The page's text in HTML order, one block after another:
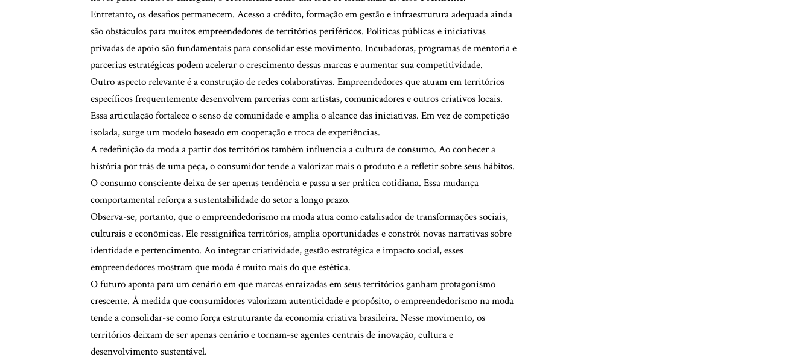
Entretanto, os desafios permanecem. Acesso a crédito, formação em gestão e infraestrutura adequada ainda
são obstáculos para muitos empreendedores de territórios periféricos. Políticas públicas e iniciativas
privadas de apoio são fundamentais para consolidar esse movimento. Incubadoras, programas de mentoria e
parcerias estratégicas podem acelerar o crescimento dessas marcas e aumentar sua competitividade.
Outro aspecto relevante é a construção de redes colaborativas. Empreendedores que atuam em territórios
específicos frequentemente desenvolvem parcerias com artistas, comunicadores e outros criativos locais.
Essa articulação fortalece o senso de comunidade e amplia o alcance das iniciativas. Em vez de competição
isolada, surge um modelo baseado em cooperação e troca de experiências.
A redefinição da moda a partir dos territórios também influencia a cultura de consumo. Ao conhecer a
história por trás de uma peça, o consumidor tende a valorizar mais o produto e a refletir sobre seus hábitos.
O consumo consciente deixa de ser apenas tendência e passa a ser prática cotidiana. Essa mudança
comportamental reforça a sustentabilidade do setor a longo prazo.
Observa-se, portanto, que o empreendedorismo na moda atua como catalisador de transformações sociais,
culturais e econômicas. Ele ressignifica territórios, amplia oportunidades e constrói novas narrativas sobre
identidade e pertencimento. Ao integrar criatividade, gestão estratégica e impacto social, esses
empreendedores mostram que moda é muito mais do que estética.
O futuro aponta para um cenário em que marcas enraizadas em seus territórios ganham protagonismo
crescente. À medida que consumidores valorizam autenticidade e propósito, o empreendedorismo na moda
tende a consolidar-se como força estruturante da economia criativa brasileira. Nesse movimento, os
territórios deixam de ser apenas cenário e tornam-se agentes centrais de inovação, cultura e
desenvolvimento sustentável.